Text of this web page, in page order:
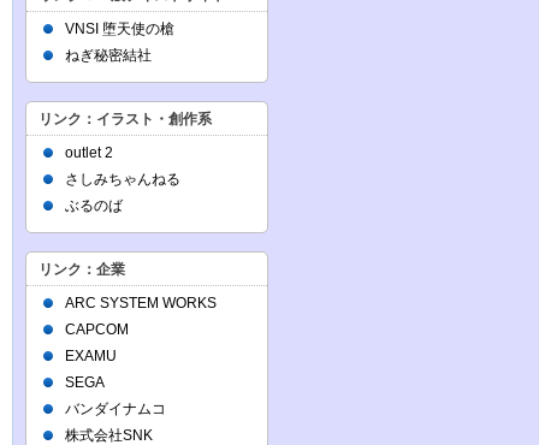
VNSI 堕天使の槍
ねぎ秘密結社
リンク：イラスト・創作系
outlet 2
さしみちゃんねる
ぶるのば
リンク：企業
ARC SYSTEM WORKS
CAPCOM
EXAMU
SEGA
バンダイナムコ
株式会社SNK